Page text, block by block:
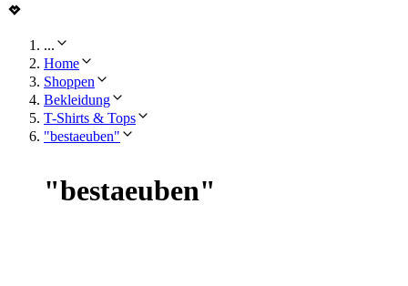
...
Home
Shoppen
Bekleidung
T-Shirts & Tops
"bestaeuben"
"bestaeuben"